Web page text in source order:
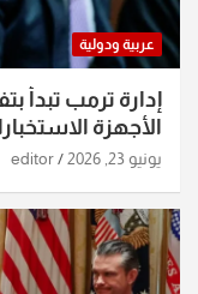
عربية ودولية
إدارة ترمب تبدأ
الأجهزة
يونيو 23, 2026 editor